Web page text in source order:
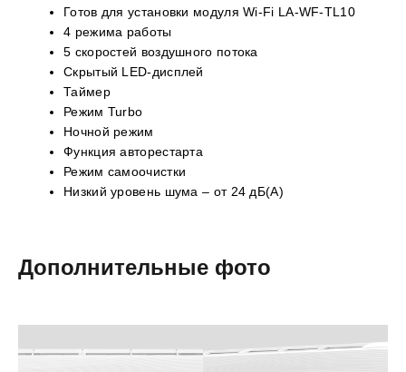
Готов для установки модуляWi-Fi LA-WF-TL10
4 режима работы
5 скоростей воздушного потока
Скрытый LED-дисплей
Таймер
Режим Turbo
Ночной режим
Функция авторестарта
Режим самоочистки
Низкий уровень шума – от 24 дБ(А)
Дополнительные фото